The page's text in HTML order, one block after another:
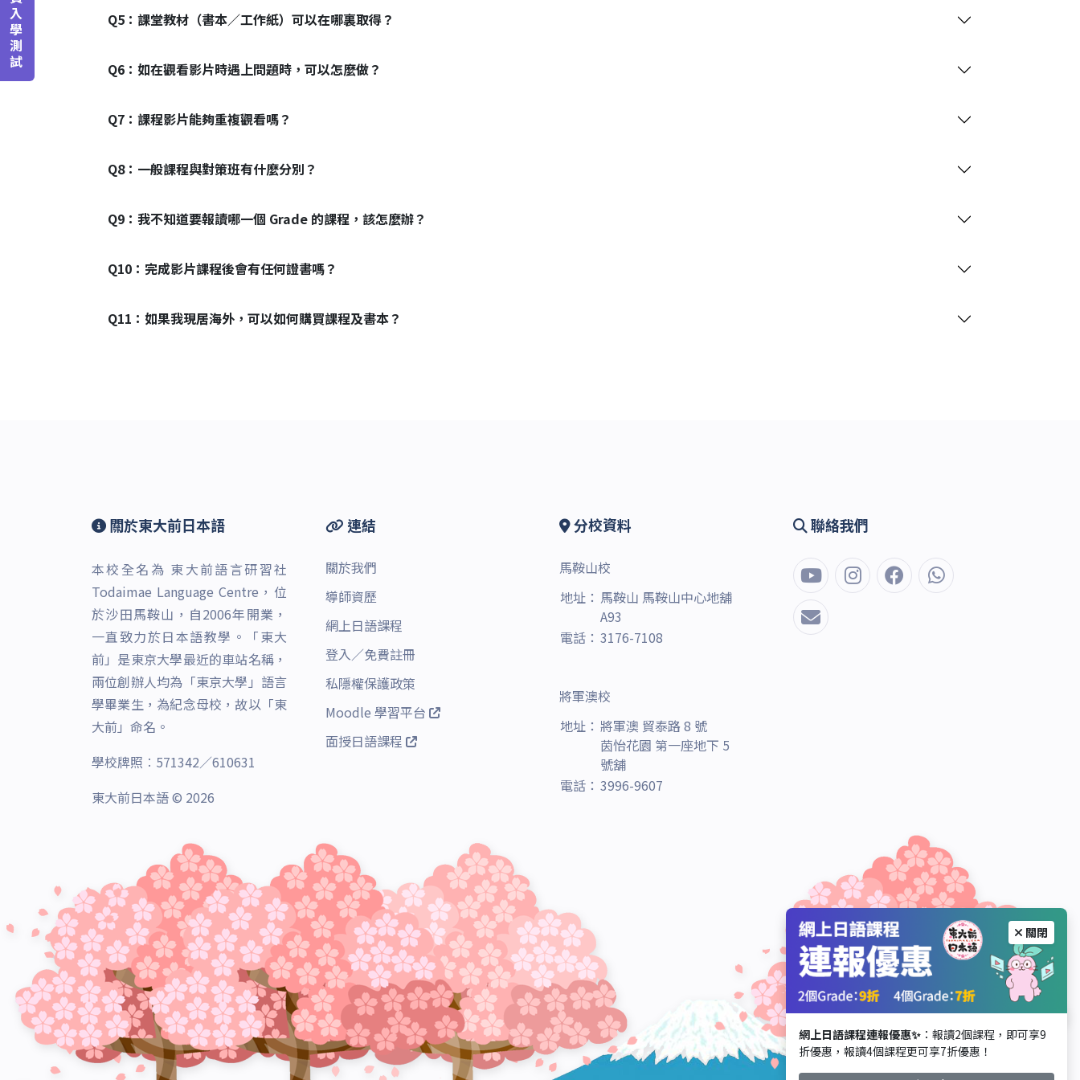
關閉
網上日語課程連報優惠✨ ：報讀2個課程，即可享9
折優惠，報讀4個課程更可享7折優惠！
Q5： 課堂教材（書本／工作紙）可以在哪裏取得？
Q6： 如在觀看影片時遇上問題時，可以怎麼做？
Q7： 課程影片能夠重複觀看嗎？
Q8： 一般課程與對策班有什麼分別？
Q9： 我不知道要報讀哪一個 Grade 的課程，該怎麼辦？
Q10： 完成影片課程後會有任何證書嗎？
Q11： 如果我現居海外，可以如何購買課程及書本？
入
學
測
試
關於東大前日本語
本校全名為 東大前語言研習社
Todaimae Language Centre，位
於沙田馬鞍山，自2006年開業，
一直致力於日本語教學。「東大
前」是東京大學最近的車站名稱，
兩位創辦人均為「東京大學」語言
學畢業生，為紀念母校，故以「東
大前」命名。
學校牌照︰571342／610631
東大前日本語 © 2026
連結
關於我們
導師資歷
網上日語課程
登入／免費註冊
私隱權保護政策
Moodle 學習平台
面授日語課程
分校資料
馬鞍山校
地址： 馬鞍山 馬鞍山中心地舖
A93
電話： 3176-7108
將軍澳校
地址： 將軍澳 貿泰路 8 號
茵怡花園 第一座地下 5
號舖
電話： 3996-9607
聯絡我們